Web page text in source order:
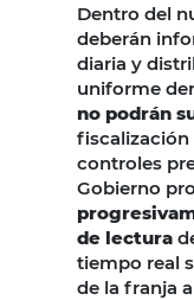
Dentro del
deberán
diaria y
uniforme
no podrán
controles
Gobierno
de lectura
tiempo real
de la franja